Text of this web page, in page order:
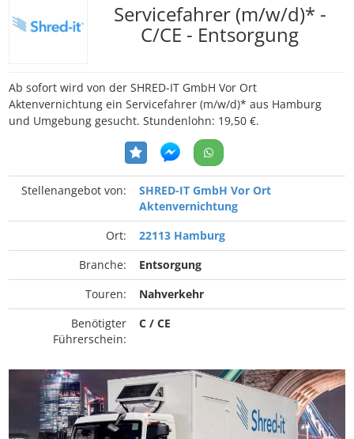
Servicefahrer (m/w/d)* -
C/CE - Entsorgung
Ab sofort wird von der SHRED-IT GmbH Vor Ort
Aktenvernichtung ein Servicefahrer (m/w/d)* aus Hamburg
und Umgebung gesucht. Stundenlohn: 19,50 €.
Stellenangebot von:
SHRED-IT GmbH Vor Ort
Aktenvernichtung
Ort:
22113 Hamburg
Branche:
Entsorgung
Touren:
Nahverkehr
Benötigter
Führerschein:
C / CE